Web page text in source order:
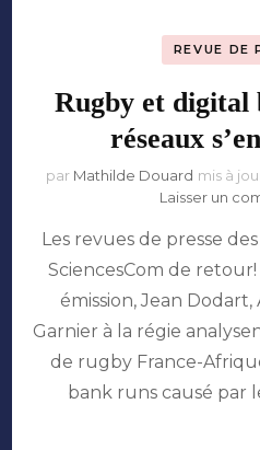
REVUE DE
Rugby et digital
réseaux
par Mathilde Douard mis à
Laisser un
Les revues de presse
SciencesCom de
émission, Jean
Garnier à la régie
de rugby France-
bank runs causé par